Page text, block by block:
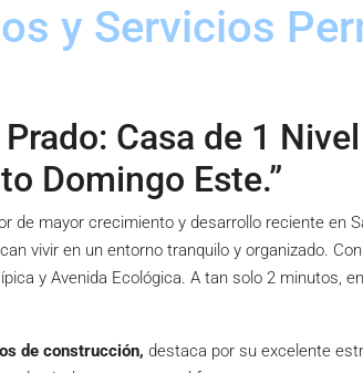
y Servicios
Casa de 1
Domingo Este.”
de mayor crecimiento y desarrollo reciente en
vivir en un entorno tranquilo y organizado.
y Avenida Ecológica. A tan solo 2 minutos,
de construcción, destaca por su excelente